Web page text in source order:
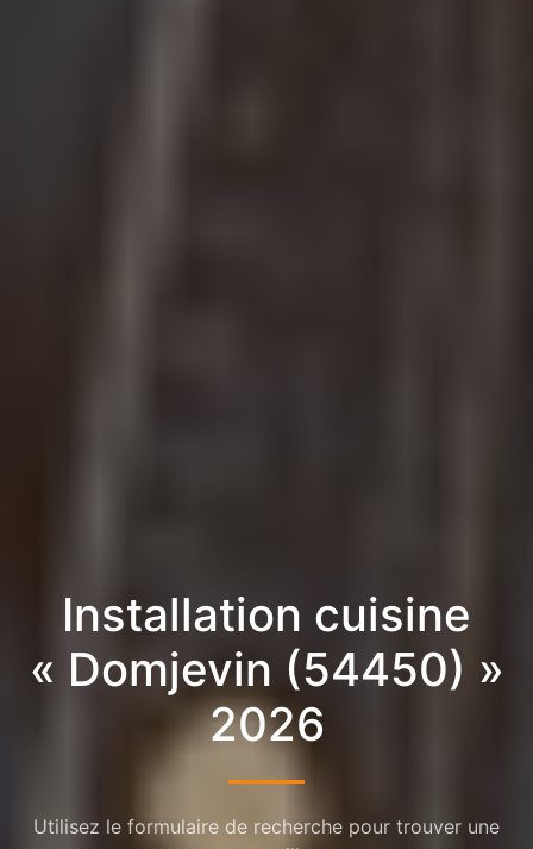
Installation cuisine
« Domjevin (54450) »
2026
Utilisez le formulaire de recherche pour trouver une